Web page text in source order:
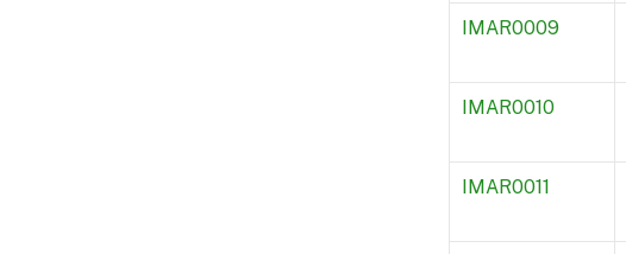
IMAR0009
IMAR0010
IMAR0011